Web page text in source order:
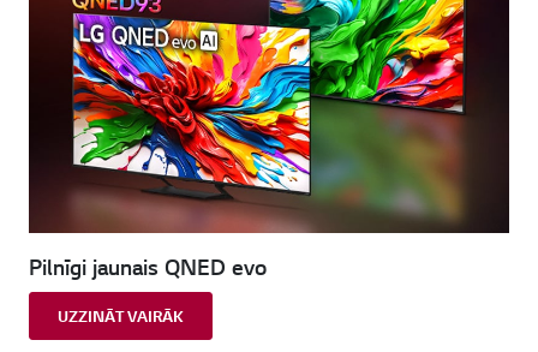
Pilnīgi jaunais QNED evo
UZZINĀT VAIRĀK